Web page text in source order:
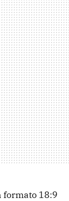
formato 18:9